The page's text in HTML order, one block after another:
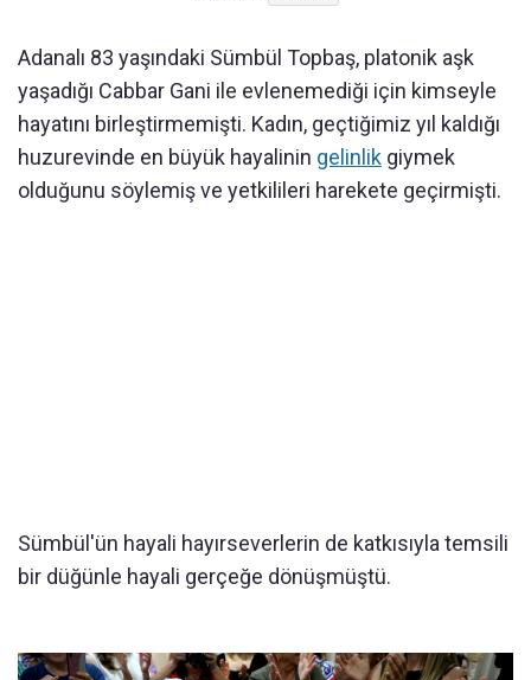
Adanalı 83 yaşındaki Sümbül Topbaş, platonik aşk
yaşadığı Cabbar Gani ile evlenemediği için kimseyle
hayatını birleştirmemişti. Kadın, geçtiğimiz yıl kaldığı
huzurevinde en büyük hayalinin gelinlik giymek
olduğunu söylemiş ve yetkilileri harekete geçirmişti.
Sümbül'ün hayali hayırseverlerin de katkısıyla temsili
bir düğünle hayali gerçeğe dönüşmüştü.